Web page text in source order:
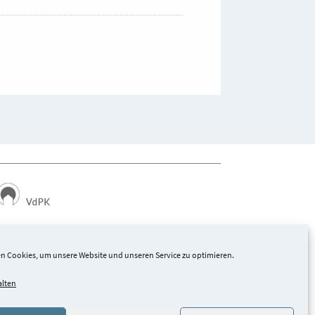
Cookies, um unsere Website und unseren Service zu optimieren.
Pfalz e. V.